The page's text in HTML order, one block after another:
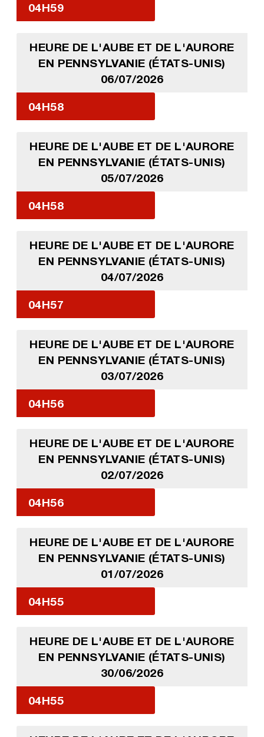
04H59
HEURE DE L'AUBE ET DE L'AURORE
EN PENNSYLVANIE (ÉTATS-UNIS)
06/07/2026
04H58
HEURE DE L'AUBE ET DE L'AURORE
EN PENNSYLVANIE (ÉTATS-UNIS)
05/07/2026
04H58
HEURE DE L'AUBE ET DE L'AURORE
EN PENNSYLVANIE (ÉTATS-UNIS)
04/07/2026
04H57
HEURE DE L'AUBE ET DE L'AURORE
EN PENNSYLVANIE (ÉTATS-UNIS)
03/07/2026
04H56
HEURE DE L'AUBE ET DE L'AURORE
EN PENNSYLVANIE (ÉTATS-UNIS)
02/07/2026
04H56
HEURE DE L'AUBE ET DE L'AURORE
EN PENNSYLVANIE (ÉTATS-UNIS)
01/07/2026
04H55
HEURE DE L'AUBE ET DE L'AURORE
EN PENNSYLVANIE (ÉTATS-UNIS)
30/06/2026
04H55